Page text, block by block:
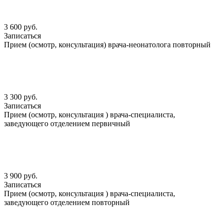
3 600 руб.
Записаться
Прием (осмотр, консультация) врача-неонатолога повторный
3 300 руб.
Записаться
Прием (осмотр, консультация ) врача-специалиста,
заведующего отделением первичный
3 900 руб.
Записаться
Прием (осмотр, консультация ) врача-специалиста,
заведующего отделением повторный